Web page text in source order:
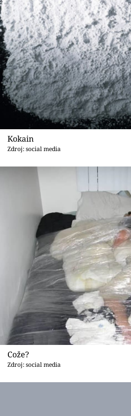
Videa
Sledujte prima+
Přihlášení
Sledujte nás
Kokain
Zdroj: social media
Cože?
Zdroj: social media